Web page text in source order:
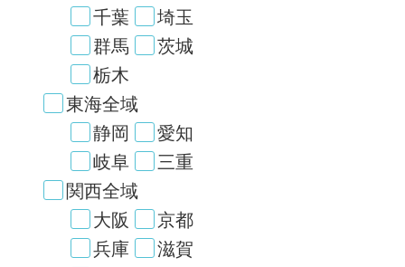
千葉
埼玉
群馬
茨城
栃木
東海全域
静岡
愛知
岐阜
三重
関西全域
大阪
京都
兵庫
滋賀